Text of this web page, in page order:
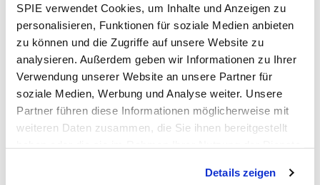
SPIE verwendet Cookies, um Inhalte und Anzeigen zu
personalisieren, Funktionen für soziale Medien anbieten
zu können und die Zugriffe auf unsere Website zu
analysieren. Außerdem geben wir Informationen zu Ihrer
Verwendung unserer Website an unsere Partner für
soziale Medien, Werbung und Analyse weiter. Unsere
Partner führen diese Informationen möglicherweise mit
weiteren Daten zusammen, die Sie ihnen bereitgestellt
Verarbeitung Ihrer Daten in den USA ein. Alle weiteren
Details zeigen
Um den Bewerbungsprozess für Dich so einfach wie
möglich zu gestalten, bieten wir Dir folgende Möglichkeiten
an, um Daten zu übermitteln:
Bewerbungsformular
ausfüllen
Lebenslauf
hochladen